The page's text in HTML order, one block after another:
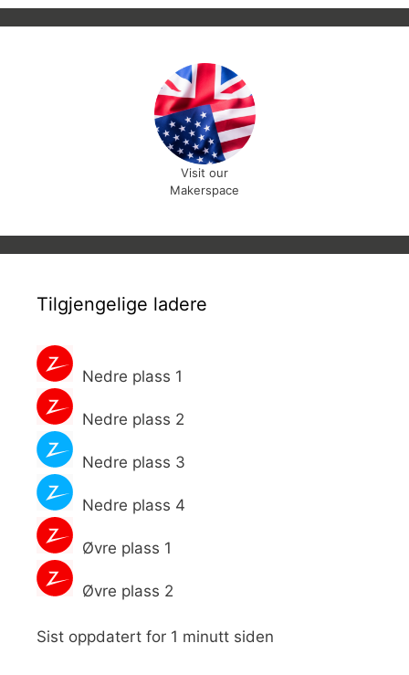
Visit our
Makerspace
Tilgjengelige ladere
Nedre plass 1
Nedre plass 2
Nedre plass 3
Nedre plass 4
Øvre plass 1
Øvre plass 2
Sist oppdatert for 1 minutt siden